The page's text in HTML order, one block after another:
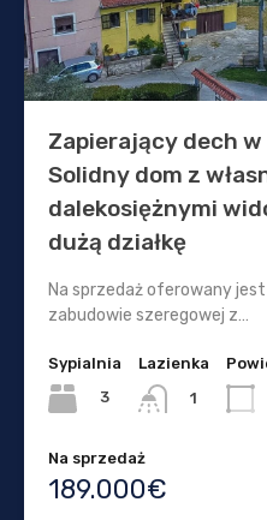
Zapierający dech
Solidny dom z
dalekosiężnymi
dużą działkę
Na sprzedaż oferowany
zabudowie szeregowej z…
Sypialnia
3
Lazienka
1
Na sprzedaż
189.000€